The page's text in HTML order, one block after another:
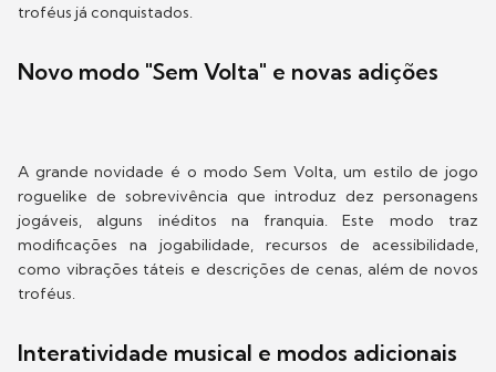
troféus já conquistados.
Novo modo "Sem Volta" e novas adições
A grande novidade é o modo Sem Volta, um estilo de jogo
roguelike de sobrevivência que introduz dez personagens
jogáveis, alguns inéditos na franquia. Este modo traz
modificações na jogabilidade, recursos de acessibilidade,
como vibrações táteis e descrições de cenas, além de novos
troféus.
Interatividade musical e modos adicionais